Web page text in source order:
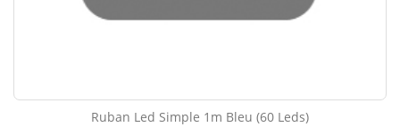
Ruban Led Simple 1m Bleu (60 Leds)